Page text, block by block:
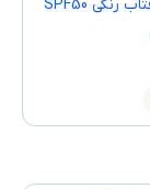
كرم ضد آفتاب رنگی SPF50